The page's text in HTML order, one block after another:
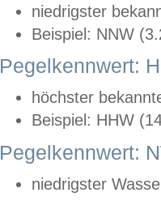
niedrigster
Beispiel: NNW
Pegelkennwert:
höchster
Beispiel: HHW
Pegelkennwert:
niedrigster